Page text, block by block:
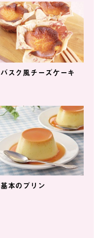
バスク風チーズケーキ
基本のプリン